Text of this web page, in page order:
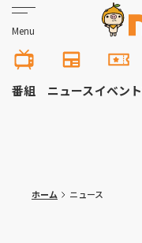
Menu
番組 ニュースイベント
ホーム ニュース